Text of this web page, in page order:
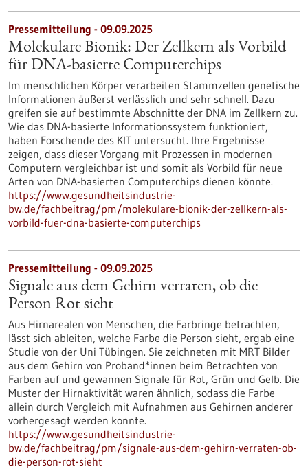
Pressemitteilung - 09.09.2025
Molekulare Bionik: Der Zellkern als Vorbild
für DNA-basierte Computerchips
Im menschlichen Körper verarbeiten Stammzellen genetische
Informationen äußerst verlässlich und sehr schnell. Dazu
greifen sie auf bestimmte Abschnitte der DNA im Zellkern zu.
Wie das DNA-basierte Informationssystem funktioniert,
haben Forschende des KIT untersucht. Ihre Ergebnisse
zeigen, dass dieser Vorgang mit Prozessen in modernen
Computern vergleichbar ist und somit als Vorbild für neue
Arten von DNA-basierten Computerchips dienen könnte.
https://www.gesundheitsindustrie-
bw.de/fachbeitrag/pm/molekulare-bionik-der-zellkern-als-
vorbild-fuer-dna-basierte-computerchips
Pressemitteilung - 09.09.2025
Signale aus dem Gehirn verraten, ob die
Person Rot sieht
Aus Hirnarealen von Menschen, die Farbringe betrachten,
lässt sich ableiten, welche Farbe die Person sieht, ergab eine
Studie von der Uni Tübingen. Sie zeichneten mit MRT Bilder
aus dem Gehirn von Proband*innen beim Betrachten von
Farben auf und gewannen Signale für Rot, Grün und Gelb. Die
Muster der Hirnaktivität waren ähnlich, sodass die Farbe
allein durch Vergleich mit Aufnahmen aus Gehirnen anderer
vorhergesagt werden konnte.
https://www.gesundheitsindustrie-
bw.de/fachbeitrag/pm/signale-aus-dem-gehirn-verraten-ob-
die-person-rot-sieht